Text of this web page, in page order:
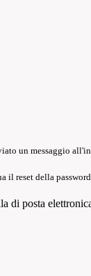
un messaggio
il reset della
di posta